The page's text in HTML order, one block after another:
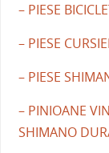
– PIESE
– PIESE
– PIESE
– PINIOANE
SHIMANO